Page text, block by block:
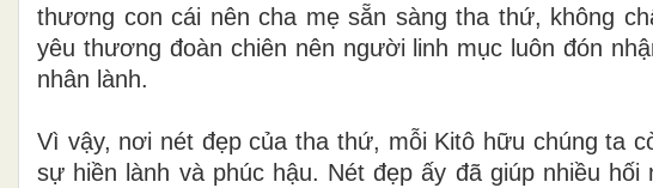
thương con cái nên cha mẹ sẵn sàng tha thứ, không
yêu thương đoàn chiên nên người linh mục luôn đón
nhân lành.
Vì vậy, nơi nét đẹp của tha thứ, mỗi Kitô hữu chúng ta
sự hiền lành và phúc hậu. Nét đẹp ấy đã giúp nhiều